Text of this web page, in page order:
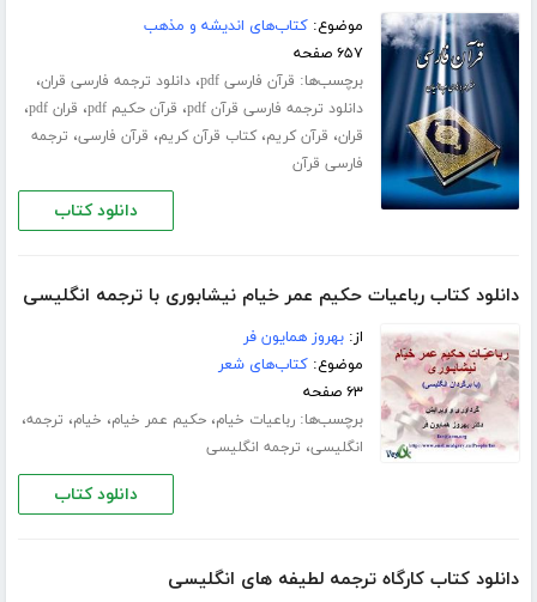
موضوع:کتاب‌های اندیشه و مذهب
۶۵۷ صفحه
برچسب‌ها: قرآن فارسی pdf ،دانلود ترجمه فارسی قران،
دانلود ترجمه فارسی قرآن pdf ، قرآن حکیم pdf ، قران pdf ،
قران، قرآن کریم،کتاب قرآن کریم، قرآن فارسی، ترجمه
فارسی قرآن
دانلود کتاب
دانلود کتاب رباعیات حکیم عمر خیام نیشابوری با ترجمه انگلیسی
از:بهروز همایون فر
موضوع:کتاب‌های شعر
۶۳ صفحه
برچسب‌ها:رباعیات خیام،حکیم عمر خیام، خیام، ترجمه،
انگلیسی، ترجمه انگلیسی
دانلود کتاب
دانلود کتاب کارگاه ترجمه لطیفه های انگلیسی